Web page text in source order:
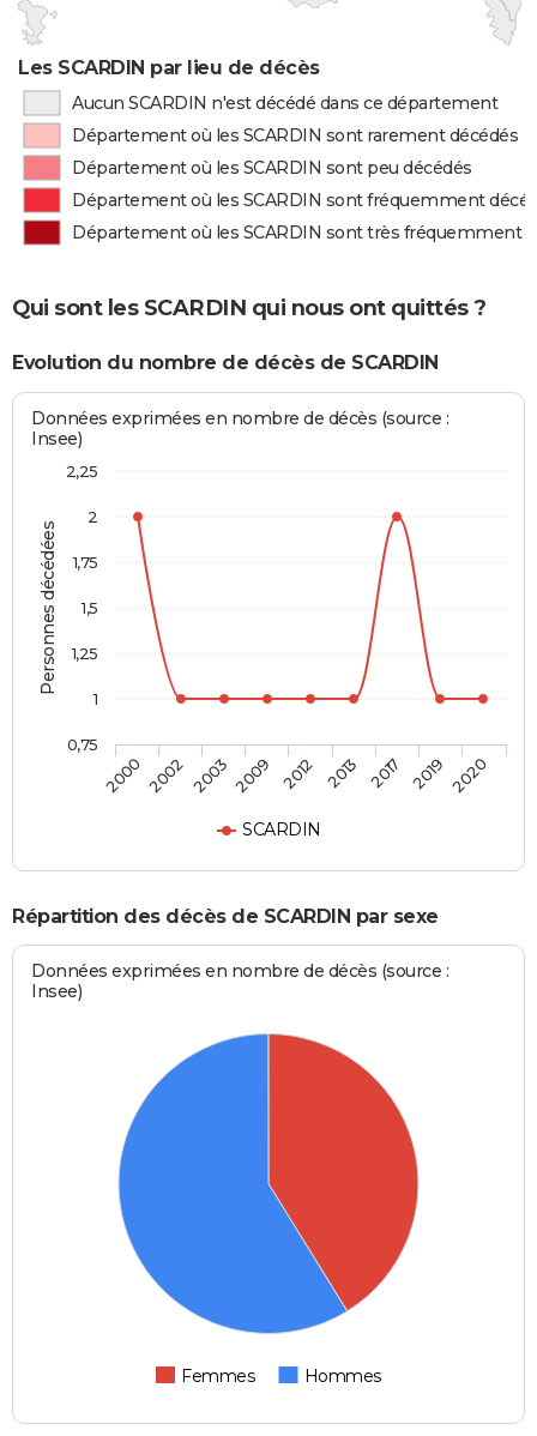
Les SCARDIN par lieu de décès
Aucun SCARDIN n'est décédé dans ce département
Département où les SCARDIN sont rarement décédés
Département où les SCARDIN sont peu décédés
Département où les SCARDIN sont fréquemment
Département où les SCARDIN sont très fréquemment
Qui sont les SCARDIN qui nous ont quittés ?
Evolution du nombre de décès de SCARDIN
Personnes décédées
Données exprimées en nombre de décès (source :
Insee)
SCARDIN
2000 2002 20032009 2012 2013 2017 2019 2020
0,75
1
1,25
1,5
1,75
2
2,25
Répartition des décès de SCARDIN par sexe
Données exprimées en nombre de décès (source :
Insee)
Femmes Hommes